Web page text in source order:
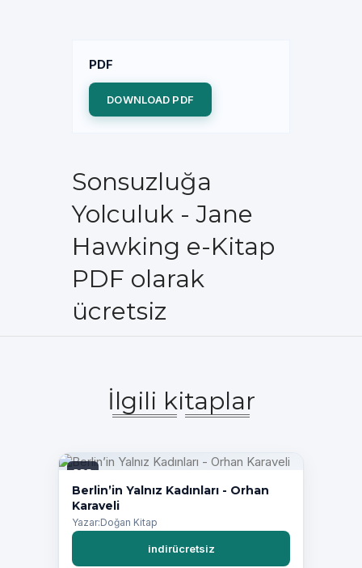
PDF
DOWNLOAD PDF
Sonsuzluğa
Yolculuk - Jane
Hawking e-Kitap
PDF olarak
ücretsiz
İlgili kitaplar
PDF
Berlin’in Yalnız Kadınları - Orhan
Karaveli
Yazar:Doğan Kitap
indirücretsiz